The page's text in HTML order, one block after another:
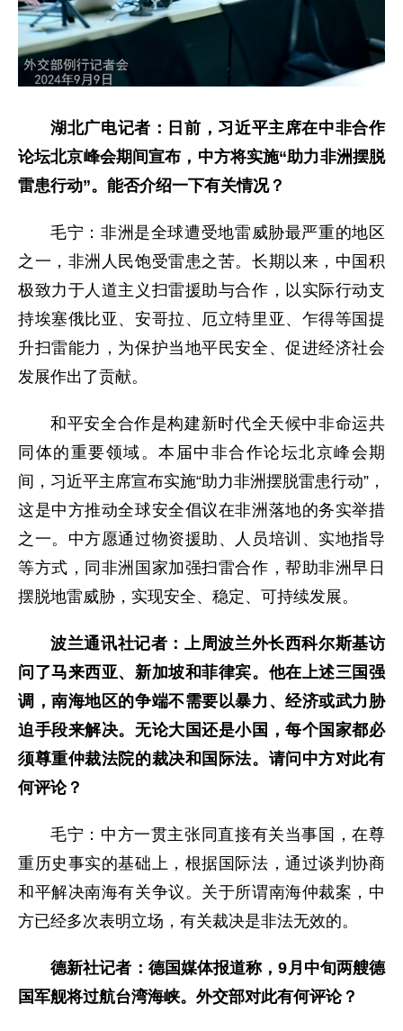
湖北广电记者：日前，习近平主席在中非合作
论坛北京峰会期间宣布，中方将实施“助力非洲摆脱
雷患行动”。能否介绍一下有关情况？
毛宁：非洲是全球遭受地雷威胁最严重的地区
之一，非洲人民饱受雷患之苦。长期以来，中国积
极致力于人道主义扫雷援助与合作，以实际行动支
持埃塞俄比亚、安哥拉、厄立特里亚、乍得等国提
升扫雷能力，为保护当地平民安全、促进经济社会
发展作出了贡献。
和平安全合作是构建新时代全天候中非命运共
同体的重要领域。本届中非合作论坛北京峰会期
间，习近平主席宣布实施“助力非洲摆脱雷患行动”，
这是中方推动全球安全倡议在非洲落地的务实举措
之一。中方愿通过物资援助、人员培训、实地指导
等方式，同非洲国家加强扫雷合作，帮助非洲早日
摆脱地雷威胁，实现安全、稳定、可持续发展。
波兰通讯社记者：上周波兰外长西科尔斯基访
问了马来西亚、新加坡和菲律宾。他在上述三国强
调，南海地区的争端不需要以暴力、经济或武力胁
迫手段来解决。无论大国还是小国，每个国家都必
须尊重仲裁法院的裁决和国际法。请问中方对此有
何评论？
毛宁：中方一贯主张同直接有关当事国，在尊
重历史事实的基础上，根据国际法，通过谈判协商
和平解决南海有关争议。关于所谓南海仲裁案，中
方已经多次表明立场，有关裁决是非法无效的。
德新社记者：德国媒体报道称，9月中旬两艘德
国军舰将过航台湾海峡。外交部对此有何评论？